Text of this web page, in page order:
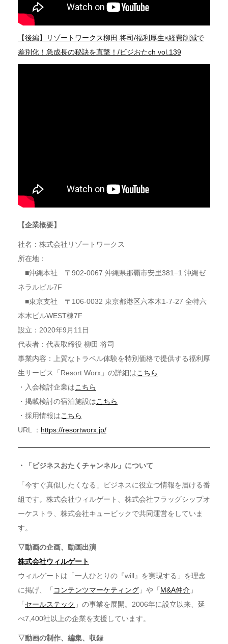
【後編】リゾートワークス柳田 将司/福利厚生×経費削減で
差別化！急成長の秘訣を直撃！/ビジおたch vol.139
【企業概要】
社名：株式会社リゾートワークス
所在地：
■沖縄本社 〒902-0067 沖縄県那覇市安里381−1 沖縄ゼ
ネラルビル7F
■東京支社 〒106-0032 東京都港区六本木1-7-27 全特六
本木ビルWEST棟7F
設立：2020年9月11日
代表者：代表取締役 柳田 将司
事業内容：上質なトラベル体験を特別価格で提供する福利厚
生サービス「Resort Worx」の詳細はこちら
・入会検討企業はこちら
・掲載検討の宿泊施設はこちら
・採用情報はこちら
URL ： https://resortworx.jp/
・「ビジネスおたくチャンネル」について
「今すぐ真似したくなる」ビジネスに役立つ情報を届ける番
組です。株式会社ウィルゲート、株式会社フラッグシップオ
ーケストラ、株式会社キュービックで共同運営をしていま
す。
▽動画の企画、動画出演
株式会社ウィルゲート
ウィルゲートは「一人ひとりの『will』を実現する」を理念
に掲げ、「 コンテンツマーケティング 」や「 M&A仲介 」
「 セールステック 」の事業を展開。2006年に設立以来、延
べ7,400社以上の企業を支援しています。
▽動画の制作、編集、収録